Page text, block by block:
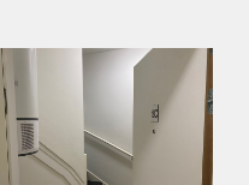
hal met de trap naar
het toilet zich bevindt.
ruime woonkamer met